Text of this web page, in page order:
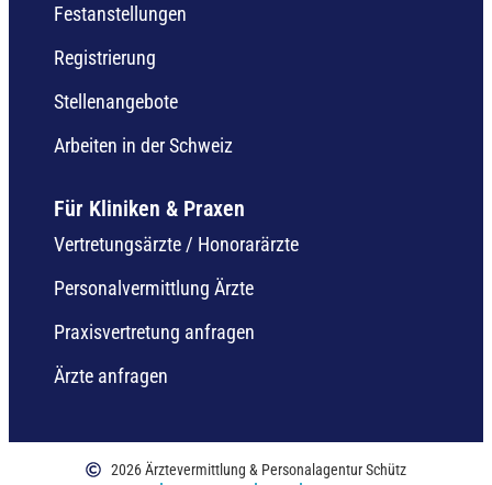
Festanstellungen
Registrierung
Stellenangebote
Arbeiten in der Schweiz
Für Kliniken & Praxen
Vertretungsärzte / Honorarärzte
Personalvermittlung Ärzte
Praxisvertretung anfragen
Ärzte anfragen
2026 Ärztevermittlung & Personalagentur Schütz